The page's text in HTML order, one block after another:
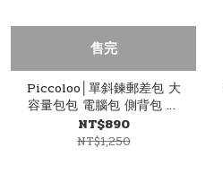
售完
Piccoloo│單斜鍊郵差包 大
容量包包 電腦包 側背包 韓
國製
NT$890
NT$1,250